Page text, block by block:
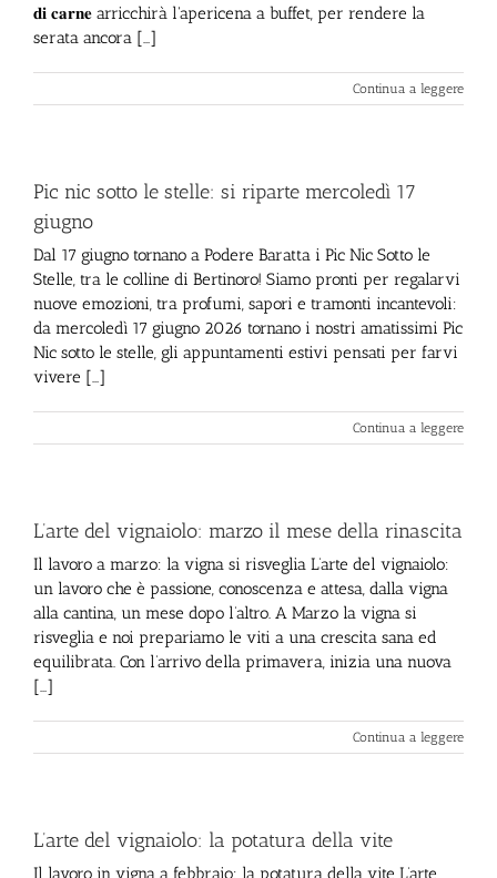
𝐝𝐢 𝐜𝐚𝐫𝐧𝐞 arricchirà l'apericena a buffet, per rendere la
serata ancora [...]
Continua a leggere
Pic nic sotto le stelle: si riparte mercoledì 17
giugno
Dal 17 giugno tornano a Podere Baratta i Pic Nic Sotto le
Stelle, tra le colline di Bertinoro! Siamo pronti per regalarvi
nuove emozioni, tra profumi, sapori e tramonti incantevoli:
da mercoledì 17 giugno 2026 tornano i nostri amatissimi Pic
Nic sotto le stelle, gli appuntamenti estivi pensati per farvi
vivere [...]
Continua a leggere
L’arte del vignaiolo: marzo il mese della rinascita
Il lavoro a marzo: la vigna si risveglia L’arte del vignaiolo:
un lavoro che è passione, conoscenza e attesa, dalla vigna
alla cantina, un mese dopo l’altro. A Marzo la vigna si
risveglia e noi prepariamo le viti a una crescita sana ed
equilibrata. Con l’arrivo della primavera, inizia una nuova
[...]
Continua a leggere
L’arte del vignaiolo: la potatura della vite
Il lavoro in vigna a febbraio: la potatura della vite L’arte